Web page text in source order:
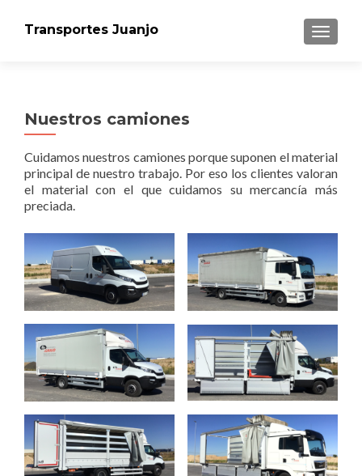
Transportes Juanjo
Nuestros camiones
Cuidamos nuestros camiones porque suponen el material
principal de nuestro trabajo. Por eso los clientes valoran
el material con el que cuidamos su mercancía más
preciada.